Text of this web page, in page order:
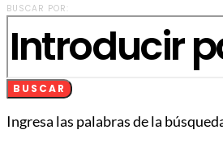
BUSCAR POR:
BUSCAR
Ingresa las palabras de la